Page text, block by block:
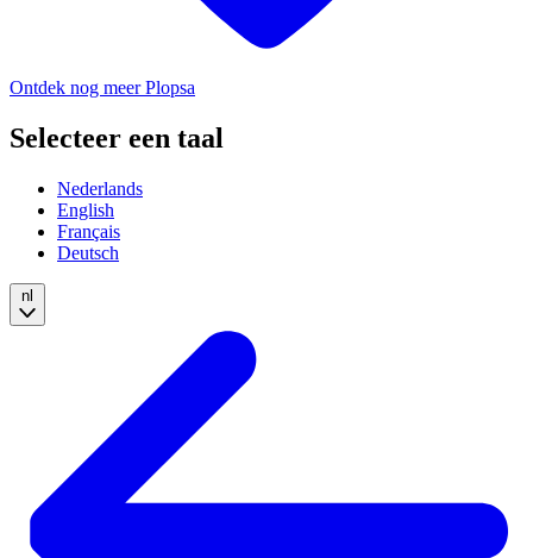
Ontdek nog meer Plopsa
Selecteer een taal
Nederlands
English
Français
Deutsch
nl